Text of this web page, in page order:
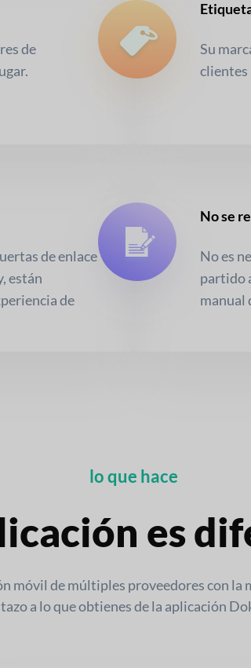
de
Su
clientes
de enlace
están
de
No se
No es
partido
manual
lo que hace
es
móvil de múltiples proveedores con
a lo que obtienes de la aplicación